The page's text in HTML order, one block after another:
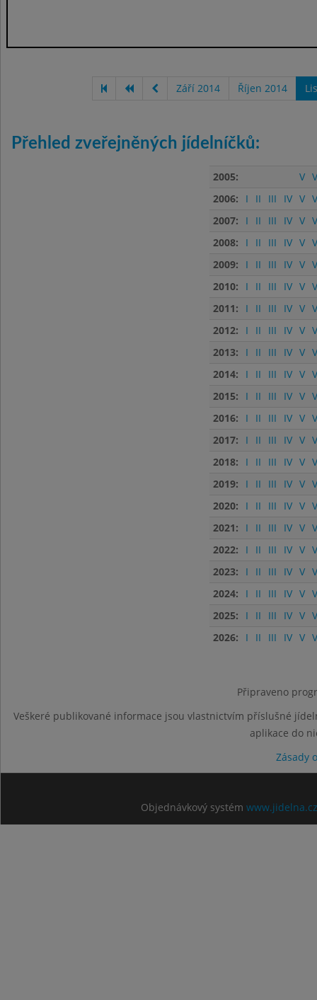
Září 2014 Říjen 2014
Přehled zveřejněných jídelníčků:
2005: V
2006:
I II III IV V
2007:
I II III IV V
2008:
I II III IV V
2009:
I II III IV V
2010:
I II III IV V
2011:
I II III IV V
2012:
I II III IV V
2013:
I II III IV V
2014:
I II III IV V
2015:
I II III IV V
2016:
I II III IV V
2017:
I II III IV V
2018:
I II III IV V
2019:
I II III IV V
2020:
I II III IV V
2021:
I II III IV V
2022:
I II III IV V
2023:
I II III IV V
2024:
I II III IV V
2025:
I II III IV V
2026:
I II III IV V
Připraveno
Veškeré publikované informace jsou vlastnictvím příslušné
aplikace do
Zásady
Objednávkový systém www.jidelna.cz